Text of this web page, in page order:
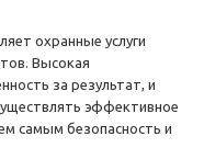
охранные услуги
Высокая
за результат, и
эффективное
самым безопасность и